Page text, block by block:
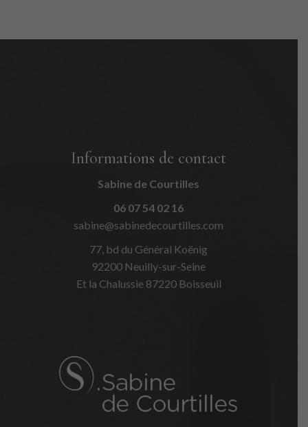
Informations de contact
Sabine de Courtilles
06 07 54 02 16
sabine@sabinedecourtilles.com
77, bd du Général Koënig
92200 Neuilly-sur-Seine
Et la Chalussie 87220 Boisseuil